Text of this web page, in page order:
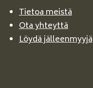
Tietoa meistä
Ota yhteyttä
Löydä jälleenmyyjä